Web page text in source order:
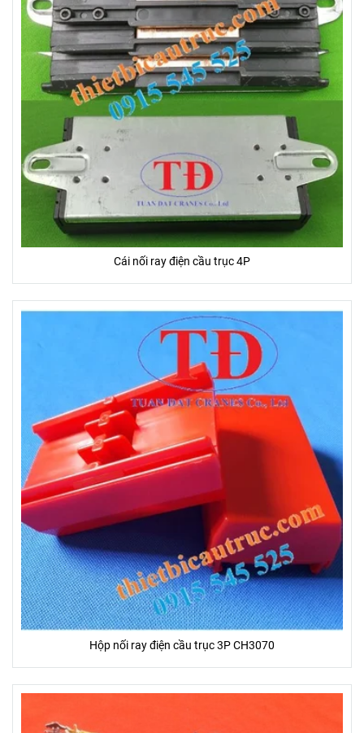
Cái nối ray điện cầu trục 4P
Hộp nối ray điện cầu trục 3P CH3070